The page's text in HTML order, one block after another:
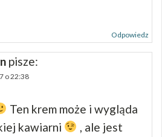
Odpowiedz
pisze:
o 22:38
Ten krem może i wygląda
kawiarni
, ale jest